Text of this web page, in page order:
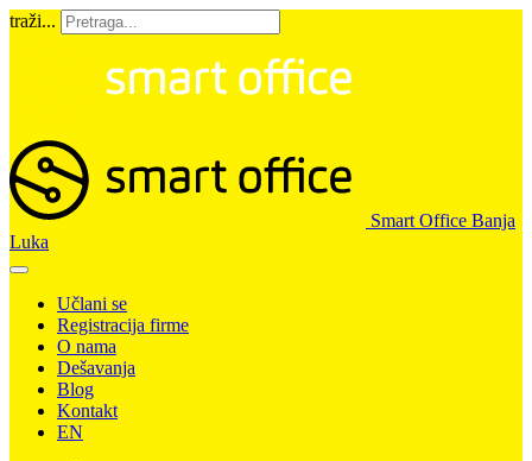
traži...
Smart Office Banja
Luka
Učlani se
Registracija firme
O nama
Dešavanja
Blog
Kontakt
EN